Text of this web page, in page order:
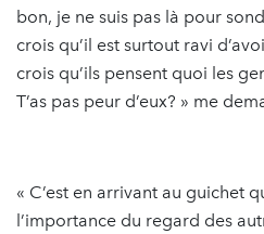
bon, je ne suis pas là pour
crois qu’il est surtout ravi
crois qu’ils pensent quoi les
T’as pas peur d’eux? » me
« C’est en arrivant au guichet
l’importance du regard des